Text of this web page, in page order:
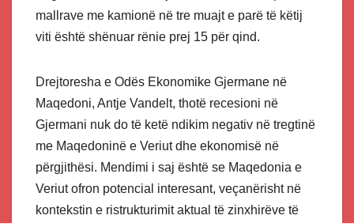
mallrave me kamionë në tre muajt e parë të këtij
viti është shënuar rënie prej 15 për qind.
Drejtoresha e Odës Ekonomike Gjermane në
Maqedoni, Antje Vandelt, thotë recesioni në
Gjermani nuk do të ketë ndikim negativ në tregtinë
me Maqedoninë e Veriut dhe ekonomisë në
përgjithësi. Mendimi i saj është se Maqedonia e
Veriut ofron potencial interesant, veçanërisht në
kontekstin e ristrukturimit aktual të zinxhirëve të